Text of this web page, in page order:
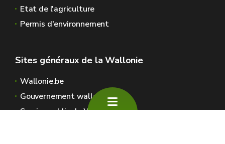
Etat de l'agriculture
Permis d'environnement
Sites généraux de la Wallonie
Wallonie.be
Gouvernement wallon
Service public de Wallonie